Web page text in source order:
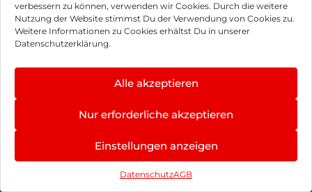
verbessern zu können, verwenden wir Cookies. Durch die weitere
Nutzung der Website stimmst Du der Verwendung von Cookies zu.
Weitere Informationen zu Cookies erhältst Du in unserer
Datenschutzerklärung.
Alle akzeptieren
Nur erforderliche akzeptieren
Einstellungen anzeigen
DatenschutzAGB
Impressum
Hinweis zur Batterieentsorgung
Newsletter
, Brodos AG – All Rights Reserved.